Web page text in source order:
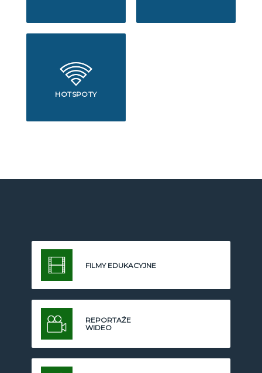
HOTSPOTY
FILMY EDUKACYJNE
REPORTAŻE
WIDEO